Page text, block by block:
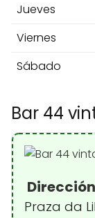
Jueves
Viernes
Sábado
Bar 44
Dirección
Praza da